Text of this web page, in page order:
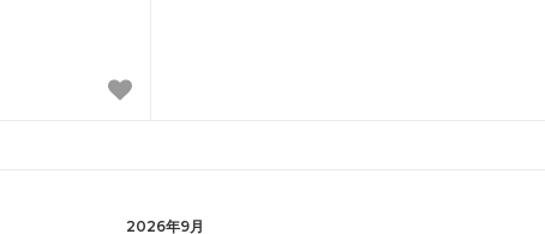
2026年9月